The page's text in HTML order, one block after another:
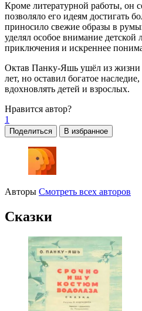
Кроме литературной работы, он
позволяло его идеям достигать
приносило свежие образы в
уделял особое внимание детской
приключения и искреннее
Октав Панку-Яшь ушёл из жизни
лет, но оставил богатое
вдохновлять детей и взрослых.
Нравится автор?
1
Поделиться В избранное
Авторы Смотреть всех авторов
Сказки